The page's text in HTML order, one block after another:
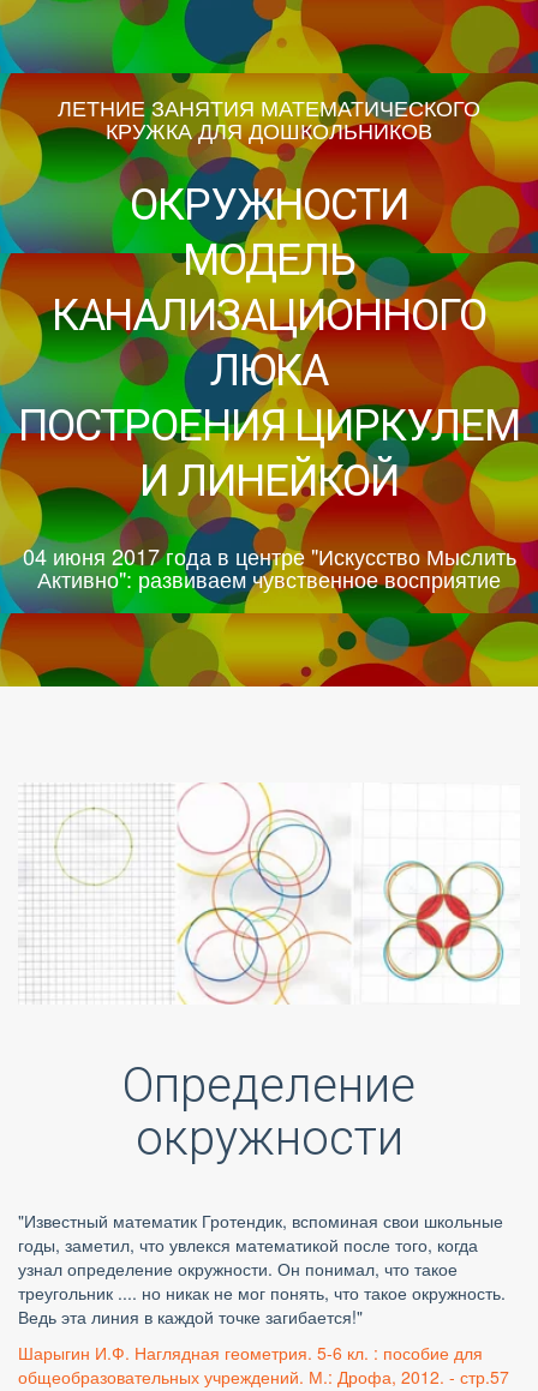
ЛЕТНИЕ ЗАНЯТИЯ МАТЕМАТИЧЕСКОГО
КРУЖКА ДЛЯ ДОШКОЛЬНИКОВ
ОКРУЖНОСТИ
МОДЕЛЬ
КАНАЛИЗАЦИОННОГО
ЛЮКА
ПОСТРОЕНИЯ ЦИРКУЛЕМ
И ЛИНЕЙКОЙ
04 июня 2017 года в центре "Искусство Мыслить
Активно": развиваем чувственное восприятие
Определение
окружности
"Известный математик Гротендик, вспоминая свои школьные
годы, заметил, что увлекся математикой после того, когда
узнал определение окружности. Он понимал, что такое
треугольник .... но никак не мог понять, что такое окружность.
Ведь эта линия в каждой точке загибается!"
Шарыгин И.Ф. Наглядная геометрия. 5-6 кл. : пособие для
общеобразовательных учреждений. М.: Дрофа, 2012. - стр.57